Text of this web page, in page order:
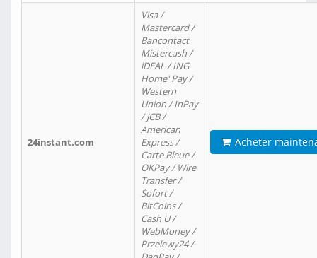
24instant.com
Visa /
Mastercard /
Bancontact
Mistercash /
iDEAL / ING
Home' Pay /
Western
Union / InPay
/ JCB /
American
Express /
Carte Bleue /
OKPay / Wire
Transfer /
Sofort /
BitCoins /
Cash U /
WebMoney /
Przelewy24 /
Acheter